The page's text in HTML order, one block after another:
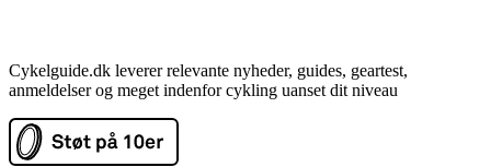
Cykelguide.dk leverer relevante nyheder, guides, geartest,
anmeldelser og meget indenfor cykling uanset dit niveau